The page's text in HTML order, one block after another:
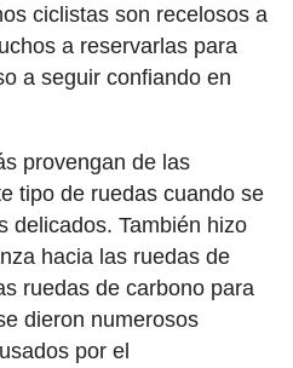
ciclistas son recelosos a
a reservarlas para
a seguir confiando en
provengan de las
tipo de ruedas cuando se
delicados. También hizo
hacia las ruedas de
ruedas de carbono para
dieron numerosos
por el